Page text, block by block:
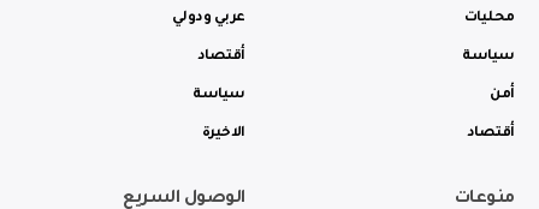
محليات
سياسة
أمن
أقتصاد
عربي ودولي
أقتصاد
سياسة
الاخيرة
منوعات الوصول السريع